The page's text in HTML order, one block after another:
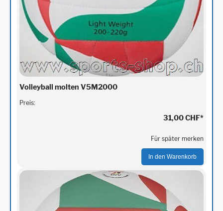
Volleyball molten V5M2000
Preis:
31,00 CHF*
Für später merken
In den Warenkorb